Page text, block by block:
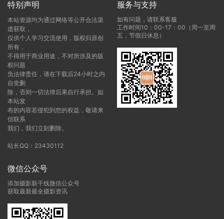
特别声明
本站资源均为通过网络等公开合法渠
道获取，
仅供个人学习交流使用，版权归原创
所有，
不得用于商业用途，不对所涉及的版
权问题
负法律责任，请在下载后24小时之内
自觉删
除，否则一切法律后果自行承担。如
本站发
布的内容若侵犯到您的权益，敬请来
信联系
我们，我们立刻删除。
站长QQ：23430112
服务与支持
如有问题，请联系客服
工作时间10：00-17：00（周一至周
五，节假日休息）
微信公众号
添加摄影新干线微信公众号
获取最新最全摄影资讯